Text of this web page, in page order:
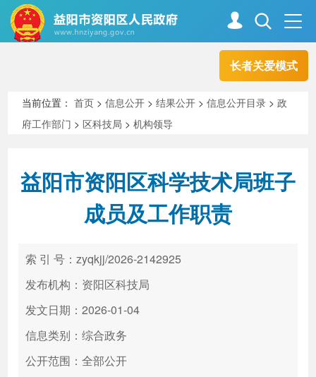
长者关爱模式
走进资阳
新闻中心 解读回应
政务服务
高效办成一件事
当前位置：首页 >信息公开 >结果公开 >信息公开目录 >政
府工作部门 > 区科技局 >机构领导
益阳市资阳区科学技术局班子
成员及工作职责
索 引 号：zyqkjj/2026-2142925
发布机构：资阳区科技局
发文日期：2026-01-04
信息类别：综合政务
公开范围：全部公开